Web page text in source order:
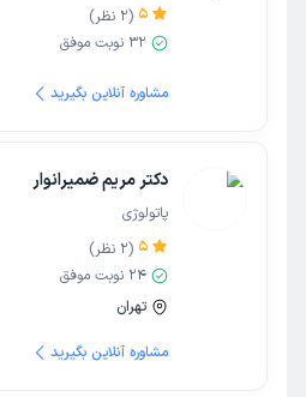
5
(
2 نظر)
32 نوبت موفق
مشاوره آنلاین بگیرید
دکتر مریم ضمیرانوار
پاتولوژی
5
(
2 نظر)
24 نوبت موفق
تهران
مشاوره آنلاین بگیرید